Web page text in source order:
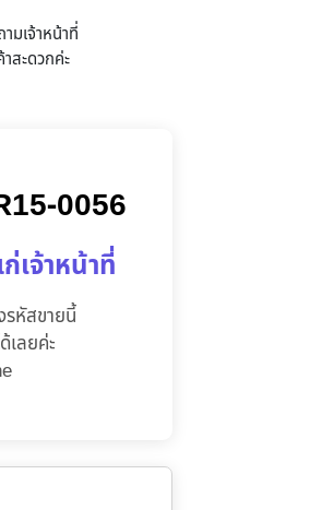
มเจ้าหน้าที่
สะดวกค่ะ
0056
เจ้าหน้าที่
รหัสขายนี้
เลยค่ะ